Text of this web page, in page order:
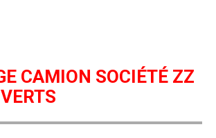
CAMION SOCIÉTÉ ZZ